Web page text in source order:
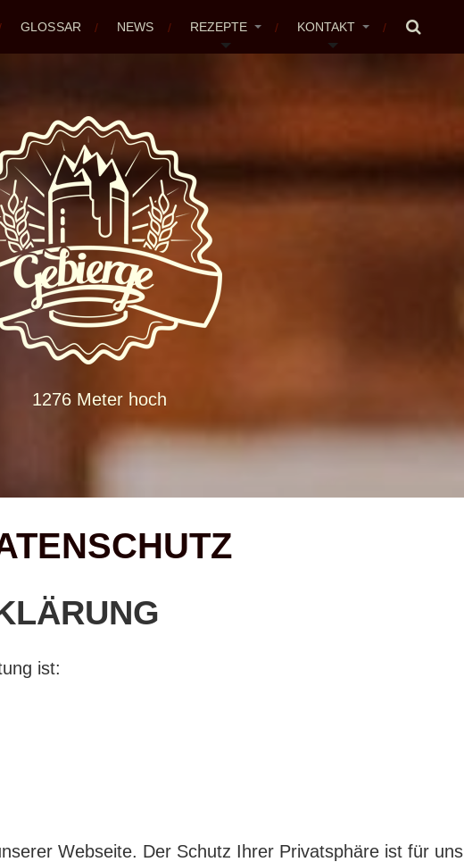
GLOSSAR NEWS REZEPTE KONTAKT
1276 Meter hoch
ist:
Webseite. Der Schutz Ihrer Privatsphäre ist für uns